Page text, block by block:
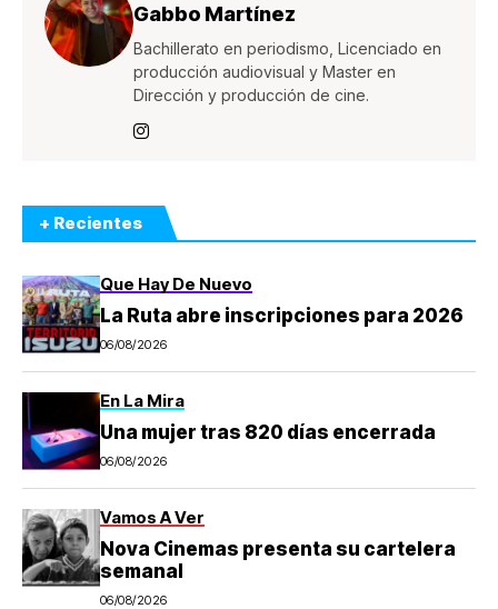
Gabbo Martínez
Bachillerato en periodismo, Licenciado en
producción audiovisual y Master en
Dirección y producción de cine.
+ Recientes
Que Hay De Nuevo
La Ruta abre inscripciones para 2026
06/08/2026
En La Mira
Una mujer tras 820 días encerrada
06/08/2026
Vamos A Ver
Nova Cinemas presenta su cartelera
semanal
06/08/2026